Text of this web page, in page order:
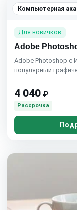
Компьютерная
Для новичков
Adobe
Adobe Photoshop с
популярный
4 040 ₽
Рассрочка